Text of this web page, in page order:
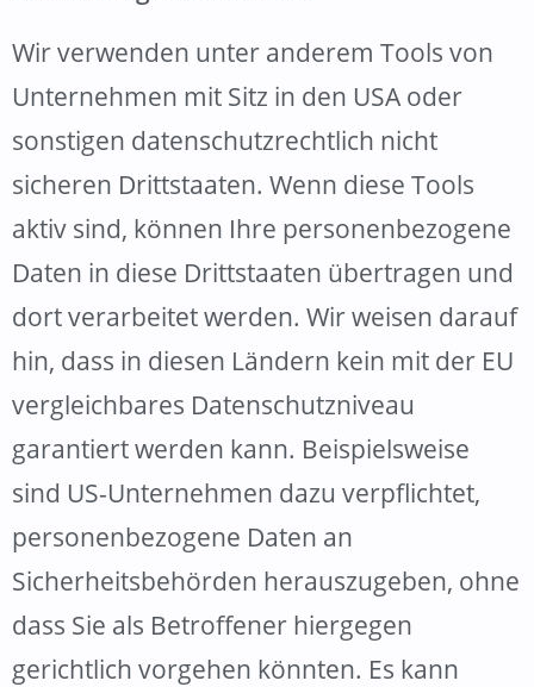
Wir verwenden unter anderem Tools von
Unternehmen mit Sitz in den USA oder
sonstigen datenschutzrechtlich nicht
sicheren Drittstaaten. Wenn diese Tools
aktiv sind, können Ihre personenbezogene
Daten in diese Drittstaaten übertragen und
dort verarbeitet werden. Wir weisen darauf
hin, dass in diesen Ländern kein mit der EU
vergleichbares Datenschutzniveau
garantiert werden kann. Beispielsweise
sind US-Unternehmen dazu verpflichtet,
personenbezogene Daten an
Sicherheitsbehörden herauszugeben, ohne
dass Sie als Betroffener hiergegen
gerichtlich vorgehen könnten. Es kann